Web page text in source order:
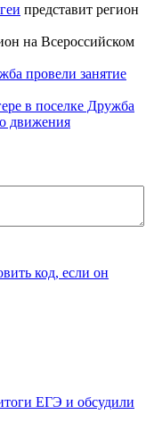
представит регион
в поселке Дружба
движения